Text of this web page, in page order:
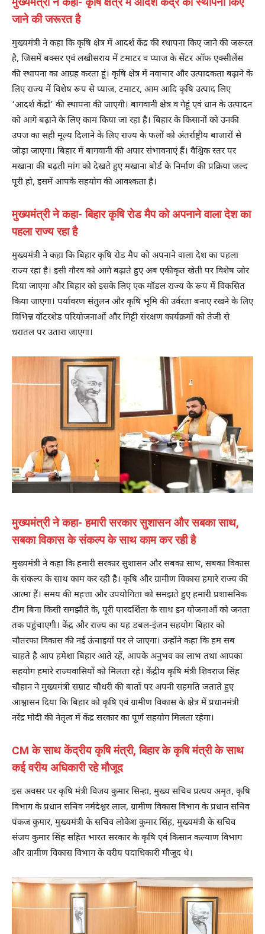
जाने की जरूरत है
मुख्यमंत्री ने कहा कि कृषि क्षेत्र में आदर्श केंद्र की स्थापना किए जाने की जरूरत
है, जिसमें बक्सर एवं लखीसराय में टमाटर व प्याज के सेंटर ऑफ एक्सीलेंस
की स्थापना का आग्रह करता हूं। कृषि क्षेत्र में नवाचार और उत्पादकता बढ़ाने के
लिए राज्य में विशेष रूप से प्याज, टमाटर, आम आदि कृषि उत्पाद लिए
‘आदर्श केंद्रों’ की स्थापना की जाएगी। बागवानी क्षेत्र व गेहूं एवं धान के उत्पादन
को आगे बढ़ाने के लिए काम किया जा रहा है। बिहार के किसानों को उनकी
उपज का सही मूल्य दिलाने के लिए राज्य के फलों को अंतर्राष्ट्रीय बाजारों से
जोड़ा जाएगा। बिहार में बागवानी की अपार संभावनाएं हैं। वैश्विक स्तर पर
मखाना की बढ़ती मांग को देखते हुए मखाना बोर्ड के निर्माण की प्रक्रिया जल्द
पूरी हो, इसमें आपके सहयोग की आवश्कता है।
मुख्यमंत्री ने कहा- बिहार कृषि रोड मैप को अपनाने वाला देश का
पहला राज्य रहा है
मुख्यमंत्री ने कहा कि बिहार कृषि रोड मैप को अपनाने वाला देश का पहला
राज्य रहा है। इसी गौरव को आगे बढ़ाते हुए अब एकीकृत खेती पर विशेष जोर
दिया जाएगा और बिहार को इसके लिए एक मॉडल राज्य के रूप में विकसित
किया जाएगा। पर्यावरण संतुलन और कृषि भूमि की उर्वरता बनाए रखने के लिए
विभिन्न वॉटरशेड परियोजनाओं और मिट्टी संरक्षण कार्यक्रमों को तेजी से
धरातल पर उतारा जाएगा।
मुख्यमंत्री ने कहा- हमारी सरकार सुशासन और सबका साथ,
सबका विकास के संकल्प के साथ काम कर रही है
मुख्यमंत्री ने कहा कि हमारी सरकार सुशासन और सबका साथ, सबका विकास
के संकल्प के साथ काम कर रही है। कृषि और ग्रामीण विकास हमारे राज्य की
आत्मा हैं। समय की महत्ता और उपयोगिता को समझते हुए हमारी प्रशासनिक
टीम बिना किसी समझौते के, पूरी पारदर्शिता के साथ इन योजनाओं को जनता
तक पहुंचाएगी। केंद्र और राज्य का यह डबल-इंजन सहयोग बिहार को
चौतरफा विकास की नई ऊंचाइयों पर ले जाएगा। उन्होंने कहा कि हम सब
चाहते है आप हमेशा बिहार आते रहें, आपके अनुभव का लाभ तथा आपका
सहयोग हमारे राज्यवासियों को मिलता रहे। केंद्रीय कृषि मंत्री शिवराज सिंह
चौहान ने मुख्यमंत्री सम्राट चौधरी की बातों पर अपनी सहमति जताते हुए
आश्वासन दिया कि बिहार को कृषि एवं ग्रामीण विकास के क्षेत्र में प्रधानमंत्री
नरेंद्र मोदी की नेतृत्व में केंद्र सरकार का पूर्ण सहयोग मिलता रहेगा।
CM के साथ केंद्रीय कृषि मंत्री, बिहार के कृषि मंत्री के साथ
कई वरीय अधिकारी रहे मौजूद
इस अवसर पर कृषि मंत्री विजय कुमार सिन्हा, मुख्य सचिव प्रत्यय अमृत, कृषि
विभाग के प्रधान सचिव नर्मदेश्वर लाल, ग्रामीण विकास विभाग के प्रधान सचिव
पंकज कुमार, मुख्यमंत्री के सचिव लोकेश कुमार सिंह, मुख्यमंत्री के सचिव
संजय कुमार सिंह सहित भारत सरकार के कृषि एवं किसान कल्याण विभाग
और ग्रामीण विकास विभाग के वरीय पदाधिकारी मौजूद थे।